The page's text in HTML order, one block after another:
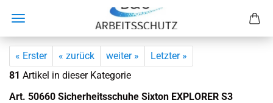
« Erster « zurück weiter »
Letzter »
81 Artikel in dieser Kategorie
Art. 50660 Si­cher­heits­schu­he Sixton EX­PLO­RER S3